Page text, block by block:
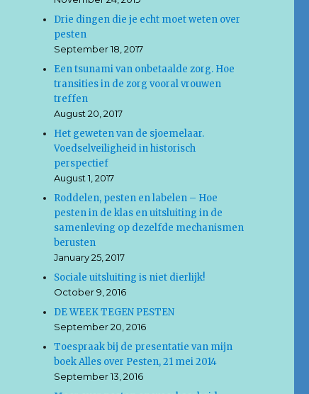
Drie dingen die je echt moet weten over
pesten
September 18, 2017
Een tsunami van onbetaalde zorg. Hoe
transities in de zorg vooral vrouwen
treffen
August 20, 2017
Het geweten van de sjoemelaar.
Voedselveiligheid in historisch
perspectief
August 1, 2017
Roddelen, pesten en labelen – Hoe
pesten in de klas en uitsluiting in de
samenleving op dezelfde mechanismen
berusten
January 25, 2017
Sociale uitsluiting is niet dierlijk!
October 9, 2016
DE WEEK TEGEN PESTEN
September 20, 2016
Toespraak bij de presentatie van mijn
boek Alles over Pesten, 21 mei 2014
September 13, 2016